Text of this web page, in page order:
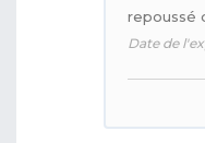
repoussé
Date de